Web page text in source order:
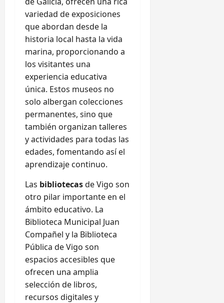
variedad de exposiciones
que abordan desde la
historia local hasta la vida
marina, proporcionando a
los visitantes una
experiencia educativa
única. Estos museos no
solo albergan colecciones
permanentes, sino que
también organizan talleres
y actividades para todas las
edades, fomentando así el
aprendizaje continuo.
Las bibliotecasde Vigo son
otro pilar importante en el
ámbito educativo. La
Biblioteca Municipal Juan
Compañel y la Biblioteca
Pública de Vigo son
espacios accesibles que
ofrecen una amplia
selección de libros,
recursos digitales y